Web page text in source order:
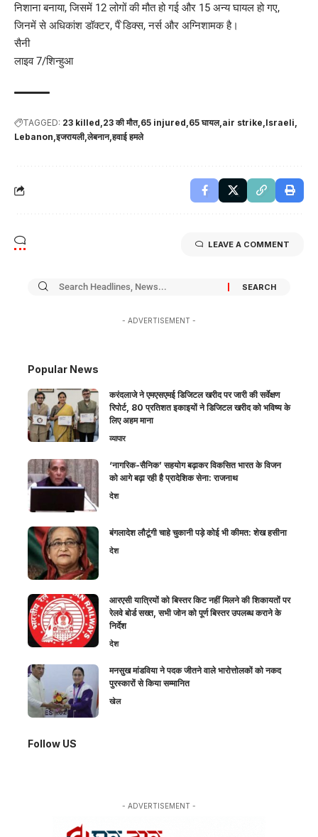
निशाना बनाया, जिसमें 12 लोगों की मौत हो गई और 15 अन्य घायल हो गए,
जिनमें से अधिकांश डॉक्टर, पै ेडिक्स, नर्स और अग्निशामक है।
सैनी
लाइव 7/शिन्हुआ
TAGGED: 23 killed 23 की मौत 65 injured 65 घायल air strike Israeli
Lebanon इजरायली लेबनान हवाई हमले
LEAVE A COMMENT
- ADVERTISEMENT -
Popular News
करंदलाजे ने एमएसएमई डिजिटल खरीद पर जारी की सर्वेक्षण
रिपोर्ट, 80 प्रतिशत इकाइयों ने डिजिटल खरीद को भविष्य के
लिए अहम माना
व्यापार
‘नागरिक-सैनिक’ सहयोग बढ़ाकर विकसित भारत के विजन
को आगे बढ़ा रही है प्रादेशिक सेना: राजनाथ
देश
बंगलादेश लौटूंगी चाहे चुकानी पड़े कोई भी कीमत: शेख हसीना
देश
आरएसी यात्रियों को बिस्तर किट नहीं मिलने की शिकायतों पर
रेलवे बोर्ड सख्त, सभी जोन को पूर्ण बिस्तर उपलब्ध कराने के
निर्देश
देश
मनसुख मांडविया ने पदक जीतने वाले भारोत्तोलकों को नकद
पुरस्कारों से किया सम्मानित
खेल
Follow US
- ADVERTISEMENT -